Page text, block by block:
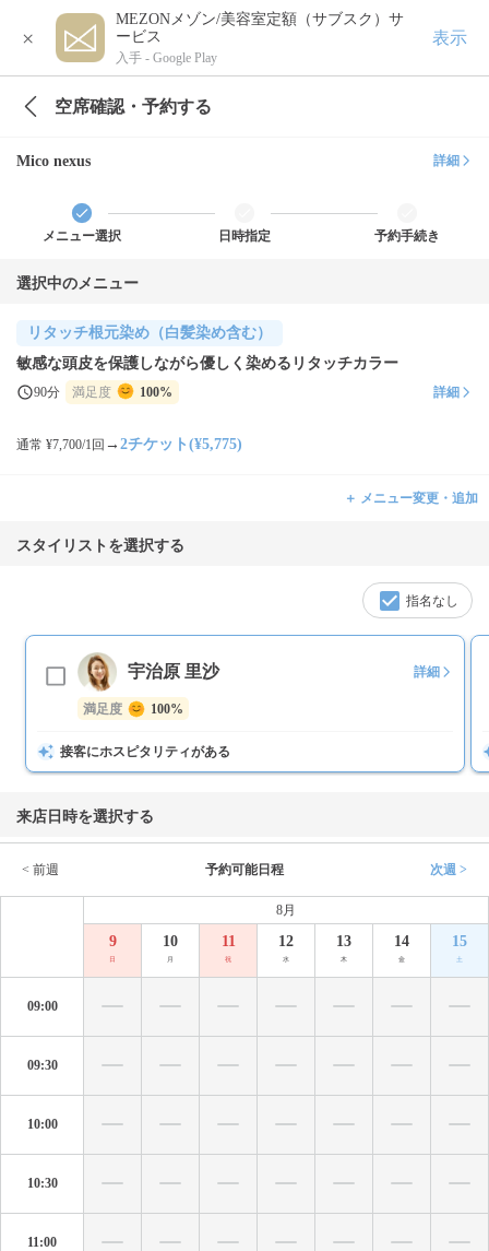
×
MEZONメゾン/美容室定額（サブスク）サ
ービス
入手 - Google Play
表示
空席確認・予約する
Mico nexus 詳細
メニュー選択 日時指定 予約手続き
選択中のメニュー
リタッチ根元染め（白髪染め含む）
敏感な頭皮を保護しながら優しく染めるリタッチカラー
90分 満足度 100% 詳細
通常 ¥7,700/1回 → 2チケット(¥5,775)
＋ メニュー変更・追加
スタイリストを選択する
指名なし
宇治原 里沙 詳細
満足度 100%
接客にホスピタリティがある
来店日時を選択する
< 前週 予約可能日程 次週 >
8月
9
日
10
月
11
祝
12
水
13
木
14
金
15
土
09:00
09:30
10:00
10:30
11:00